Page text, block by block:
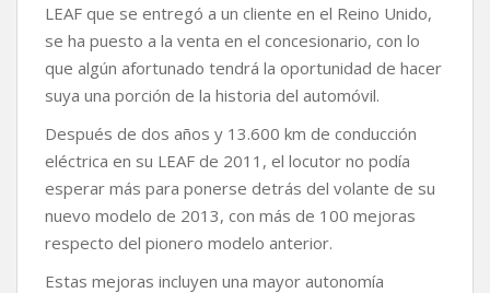
LEAF que se entregó a un cliente en el Reino Unido,
se ha puesto a la venta en el concesionario, con lo
que algún afortunado tendrá la oportunidad de hacer
suya una porción de la historia del automóvil.
Después de dos años y 13.600 km de conducción
eléctrica en su LEAF de 2011, el locutor no podía
esperar más para ponerse detrás del volante de su
nuevo modelo de 2013, con más de 100 mejoras
respecto del pionero modelo anterior.
Estas mejoras incluyen una mayor autonomía